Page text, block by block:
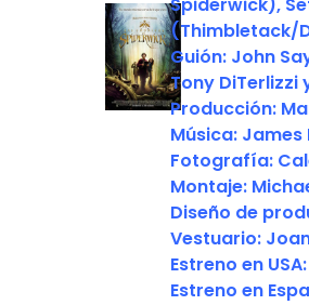
Spiderwick),
(Thimbletack/
Guión: John
Tony DiTerlizzi
Producción:
Música: James
Fotografía:
Montaje:
Diseño de
Vestuario:
Estreno en USA:
Estreno en